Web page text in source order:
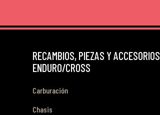
RECAMBIOS, PIEZAS Y ACCESORIOS
ENDURO/CROSS
Carburación
Chasis